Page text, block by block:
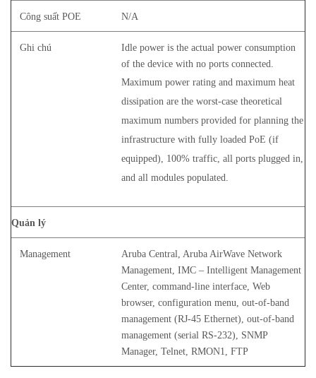
Công suất POE N/A
Ghi chú
Idle power is the actual power consumption
of the device with no ports connected.
Maximum power rating and maximum heat
dissipation are the worst-case theoretical
maximum numbers provided for planning the
infrastructure with fully loaded PoE (if
equipped), 100% traffic, all ports plugged in,
and all modules populated.
Quản lý
Management
Aruba Central, Aruba AirWave Network
Management, IMC – Intelligent Management
Center, command-line interface, Web
browser, configuration menu, out-of-band
management (RJ-45 Ethernet), out-of-band
management (serial RS-232), SNMP
Manager, Telnet, RMON1, FTP